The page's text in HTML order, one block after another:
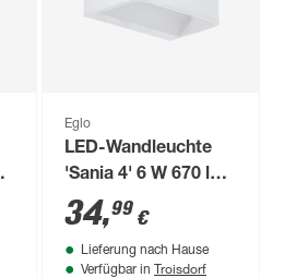
Eglo
LED-Wandleuchte
'Sania 4' 6 W 670 lm
warmweiß 13 x 8 x 9
cm
34,99 €
Lieferung nach Hause
Verfügbar in Troisdorf